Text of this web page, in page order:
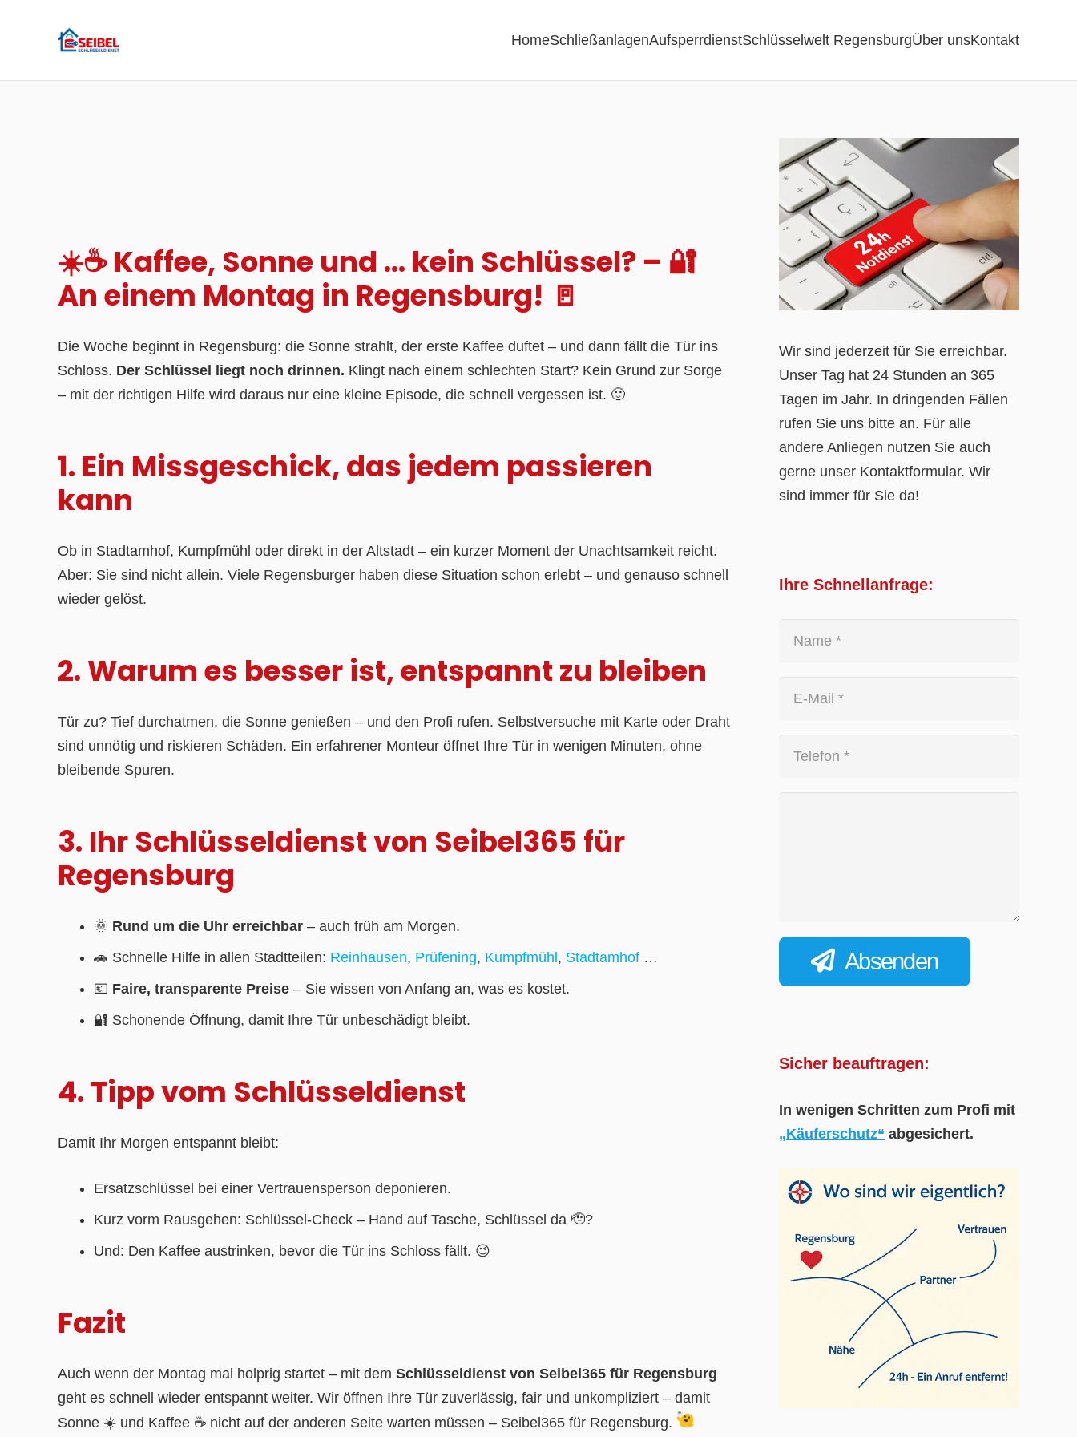
HomeSchließanlagenAufsperrdienstSchlüsselwelt RegensburgÜber unsKontakt
☀️☕ Kaffee, Sonne und … kein Schlüssel? – 🔐
An einem Montag in Regensburg! 🚪
Die Woche beginnt in Regensburg: die Sonne strahlt, der erste Kaffee duftet – und dann fällt die Tür ins
Schloss. Der Schlüssel liegt noch drinnen. Klingt nach einem schlechten Start? Kein Grund zur Sorge
– mit der richtigen Hilfe wird daraus nur eine kleine Episode, die schnell vergessen ist. 🙂
1. Ein Missgeschick, das jedem passieren
kann
Ob in Stadtamhof, Kumpfmühl oder direkt in der Altstadt – ein kurzer Moment der Unachtsamkeit reicht.
Aber: Sie sind nicht allein. Viele Regensburger haben diese Situation schon erlebt – und genauso schnell
wieder gelöst.
2. Warum es besser ist, entspannt zu bleiben
Tür zu? Tief durchatmen, die Sonne genießen – und den Profi rufen. Selbstversuche mit Karte oder Draht
sind unnötig und riskieren Schäden. Ein erfahrener Monteur öffnet Ihre Tür in wenigen Minuten, ohne
bleibende Spuren.
3. Ihr Schlüsseldienst von Seibel365 für
Regensburg
🌞 Rund um die Uhr erreichbar – auch früh am Morgen.
🚗 Schnelle Hilfe in allen Stadtteilen: Reinhausen, Prüfening, Kumpfmühl, Stadtamhof …
💶 Faire, transparente Preise – Sie wissen von Anfang an, was es kostet.
🔐 Schonende Öffnung, damit Ihre Tür unbeschädigt bleibt.
4. Tipp vom Schlüsseldienst
Damit Ihr Morgen entspannt bleibt:
Ersatzschlüssel bei einer Vertrauensperson deponieren.
Kurz vorm Rausgehen: Schlüssel-Check – Hand auf Tasche, Schlüssel da 🫡?
Und: Den Kaffee austrinken, bevor die Tür ins Schloss fällt. 😉
Fazit
Auch wenn der Montag mal holprig startet – mit dem Schlüsseldienst von Seibel365 für Regensburg
geht es schnell wieder entspannt weiter. Wir öffnen Ihre Tür zuverlässig, fair und unkompliziert – damit
Sonne ☀️ und Kaffee ☕ nicht auf der anderen Seite warten müssen – Seibel365 für Regensburg.
Wir sind jederzeit für Sie erreichbar.
Unser Tag hat 24 Stunden an 365
Tagen im Jahr. In dringenden Fällen
rufen Sie uns bitte an. Für alle
andere Anliegen nutzen Sie auch
gerne unser Kontaktformular. Wir
sind immer für Sie da!
Ihre Schnellanfrage:
Absenden
Sicher beauftragen:
In wenigen Schritten zum Profi mit
„Käuferschutz“ abgesichert.